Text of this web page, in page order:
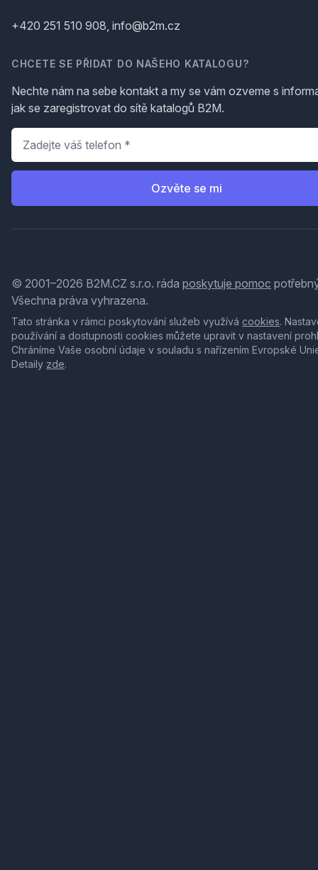
+420 251 510 908, info@b2m.cz
CHCETE SE PŘIDAT DO NAŠEHO KATALOGU?
Nechte nám na sebe kontakt a my se vám ozveme s
jak se zaregistrovat do sítě katalogů B2M.
Telefon
Ozvěte se mi
© 2001–2026 B2M.CZ s.r.o. ráda poskytuje pomoc
Všechna práva vyhrazena.
Tato stránka v rámci poskytování služeb využívá cookies.
používání a dostupnosti cookies můžete upravit v nastavení
Chráníme Vaše osobní údaje v souladu s nařízením Evropské
Detaily zde.